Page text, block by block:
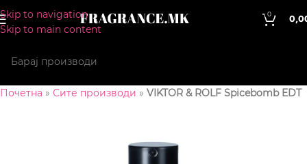
Skip to navigation
Skip to main content
0
Почетна » Сите производи » VIKTOR & ROLF Spicebomb EDT